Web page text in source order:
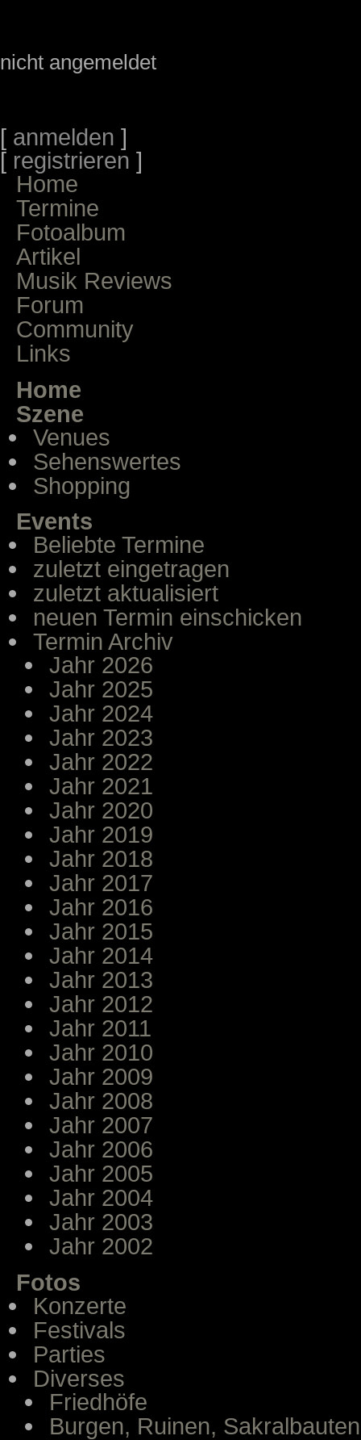
nicht angemeldet
[ anmelden ]
[ registrieren ]
Home
Termine
Fotoalbum
Artikel
Musik Reviews
Forum
Community
Links
Home
Szene
Venues
Sehenswertes
Shopping
Events
Beliebte Termine
zuletzt eingetragen
zuletzt aktualisiert
neuen Termin einschicken
Termin Archiv
Jahr 2026
Jahr 2025
Jahr 2024
Jahr 2023
Jahr 2022
Jahr 2021
Jahr 2020
Jahr 2019
Jahr 2018
Jahr 2017
Jahr 2016
Jahr 2015
Jahr 2014
Jahr 2013
Jahr 2012
Jahr 2011
Jahr 2010
Jahr 2009
Jahr 2008
Jahr 2007
Jahr 2006
Jahr 2005
Jahr 2004
Jahr 2003
Jahr 2002
Fotos
Konzerte
Festivals
Parties
Diverses
Friedhöfe
Burgen, Ruinen, Sakralbauten